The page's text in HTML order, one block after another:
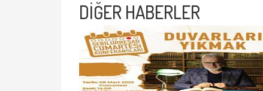
DİĞER HABERLER